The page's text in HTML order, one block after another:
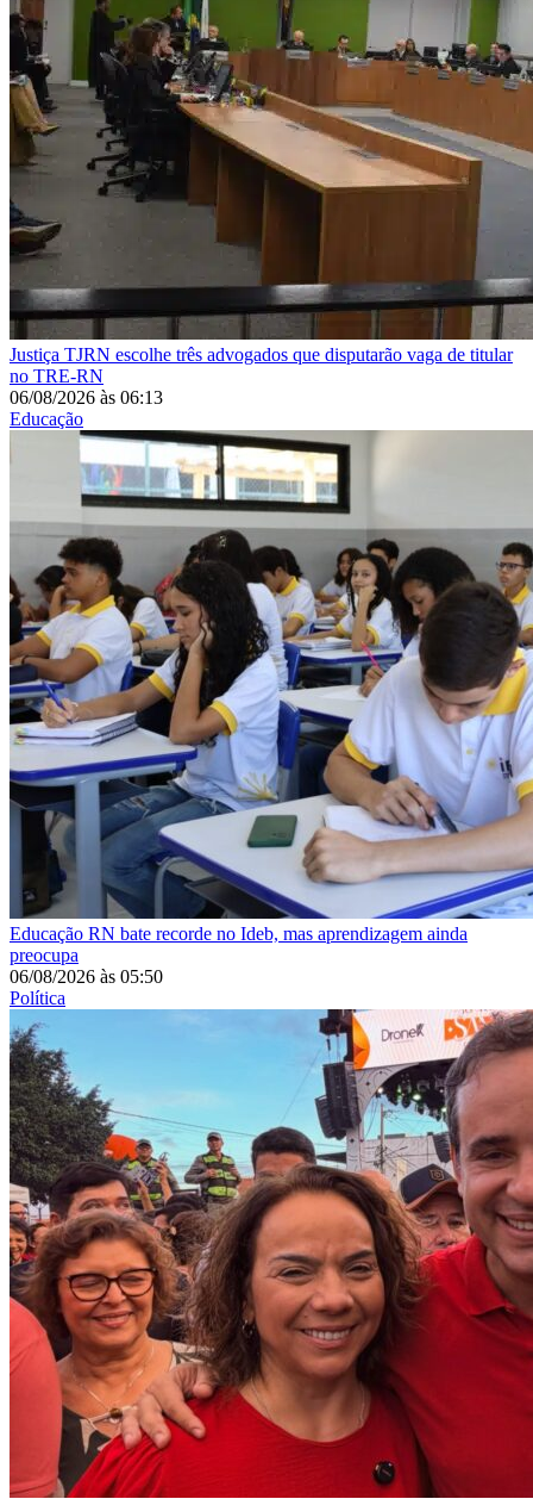
Justiça TJRN escolhe três advogados que disputarão vaga de titular
no TRE-RN
06/08/2026 às 06:13
Educação
Educação RN bate recorde no Ideb, mas aprendizagem ainda
preocupa
06/08/2026 às 05:50
Política